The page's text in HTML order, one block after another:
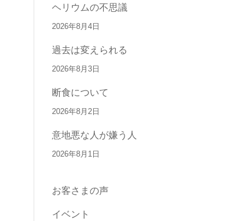
ヘリウムの不思議
2026年8月4日
過去は変えられる
2026年8月3日
断食について
2026年8月2日
意地悪な人が嫌う人
2026年8月1日
お客さまの声
イベント